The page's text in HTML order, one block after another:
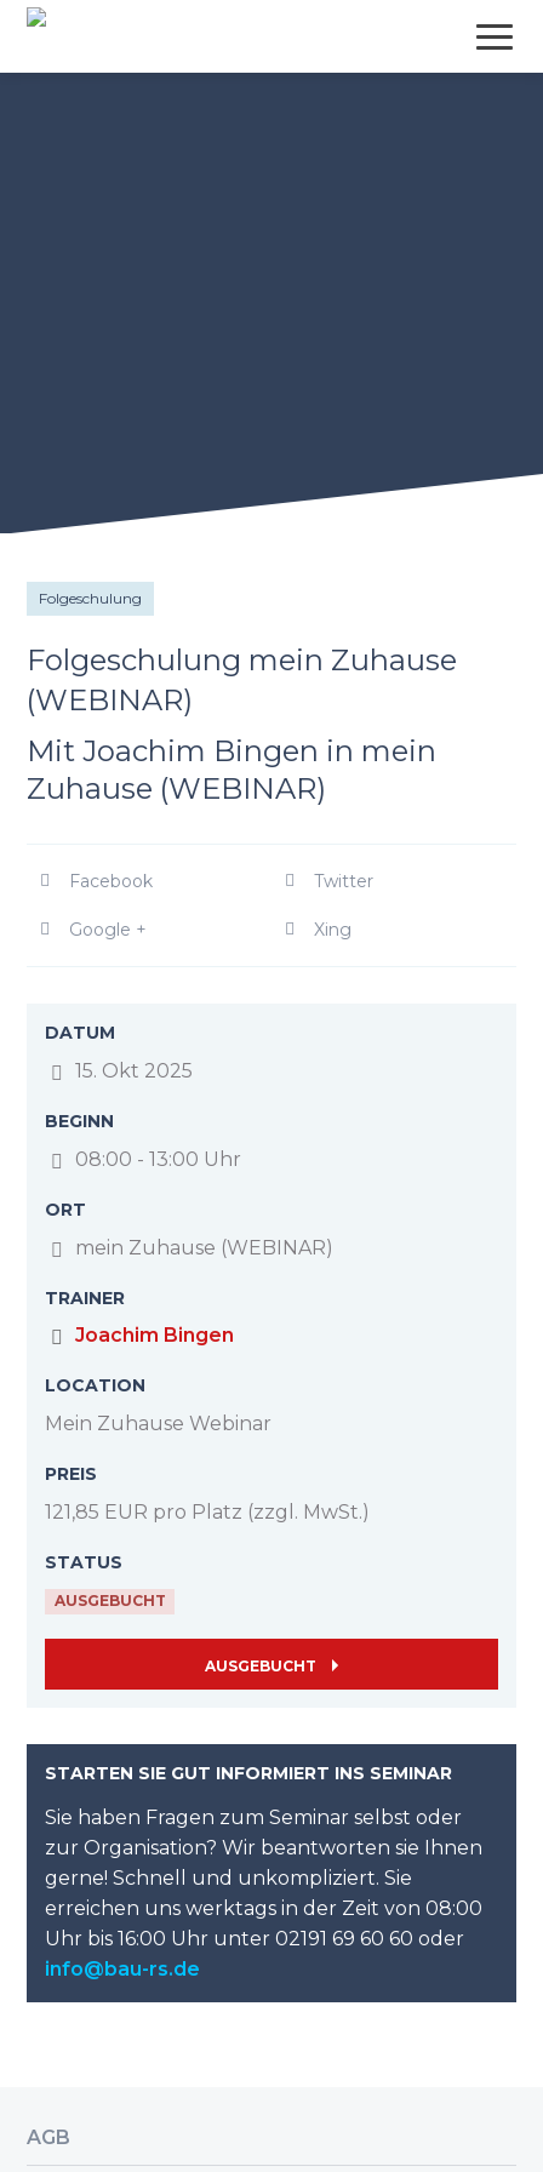
Folgeschulung
Folgeschulung mein Zuhause
(WEBINAR)
Mit Joachim Bingen in mein
Zuhause (WEBINAR)
Facebook Twitter
Google + Xing
DATUM
15. Okt 2025
BEGINN
08:00 - 13:00 Uhr
ORT
mein Zuhause (WEBINAR)
TRAINER
Joachim Bingen
LOCATION
Mein Zuhause Webinar
PREIS
121,85 EUR pro Platz (zzgl. MwSt.)
STATUS
AUSGEBUCHT
AUSGEBUCHT
STARTEN SIE GUT INFORMIERT INS SEMINAR
Sie haben Fragen zum Seminar selbst oder
zur Organisation? Wir beantworten sie Ihnen
gerne! Schnell und unkompliziert. Sie
erreichen uns werktags in der Zeit von 08:00
Uhr bis 16:00 Uhr unter 02191 69 60 60 oder
info@bau-rs.de
AGB